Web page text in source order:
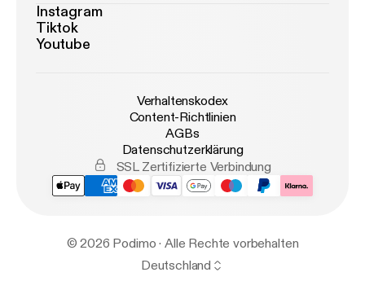
Instagram
Tiktok
Youtube
Verhaltenskodex
Content-Richtlinien
AGBs
Datenschutzerklärung
SSL Zertifizierte Verbindung
© 2026 Podimo · Alle Rechte vorbehalten
Deutschland